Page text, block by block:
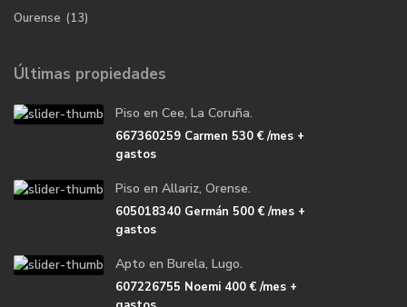
Ourense (13)
Últimas propiedades
Piso en Cee, La Coruña.
667360259 Carmen 530 €/mes +
gastos
Piso en Allariz, Orense.
605018340 Germán 500 €/mes +
gastos
Apto en Burela, Lugo.
607226755 Noemi 400 €/mes +